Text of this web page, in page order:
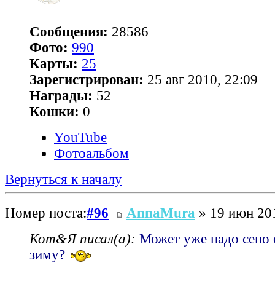
Сообщения: 28586
Фото: 990
Карты: 25
Зарегистрирован: 25 авг 2010, 22:09
Награды: 52
Кошки: 0
YouTube
Фотоальбом
Вернуться к началу
Номер поста:#96 AnnaMura » 19 июн
Кот&Я писал(а): Может уже надо сено
зиму?